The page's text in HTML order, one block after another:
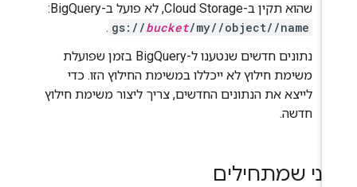
שהוא תקין ב-Cloud Storage, לא פועל ב-BigQuery: ‏
gs://bucket/my//object//name
.
נתונים חדשים שנטענו ל-BigQuery בזמן שפועלת
משימת חילוץ לא ייכללו במשימת החילוץ הזו. כדי
לייצא את הנתונים החדשים, צריך ליצור משימת חילוץ
חדשה.
שמתחילים